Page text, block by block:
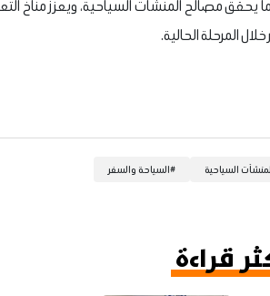
يحقق مصالح المنشآت السياحية، ويعزز مناخ
المرحلة الحالية.
السياحية #السياحة والسفر
قراءة